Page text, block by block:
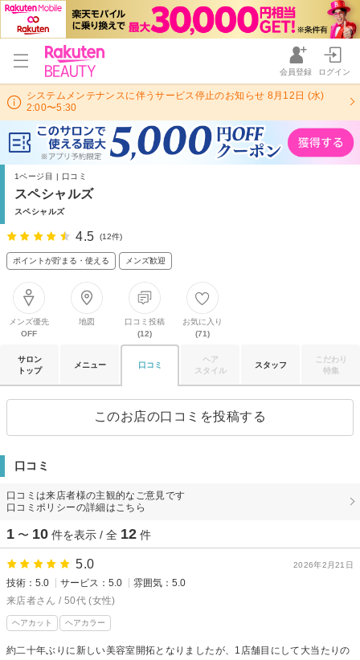
会員登録 ログイン
システムメンテナンスに伴うサービス停止のお知らせ 8月12日 (水)
2:00〜5:30
1ページ目 | 口コミ
スペシャルズ
スペシャルズ
4.5 (12件)
ポイントが貯まる・使える メンズ歓迎
メンズ優先
OFF
地図
口コミ投稿
(12)
お気に入り
(71)
サロン
トップ
メニュー 口コミ
ヘア
スタイル
スタッフ
こだわり
特集
このお店の口コミを投稿する
口コミ
口コミは来店者様の主観的なご意見です
口コミポリシーの詳細はこちら
1 〜 10 件を表示 / 全 12 件
2026年2月21日
5.0
技術：5.0 サービス：5.0
雰囲気：5.0
来店者さん / 50代 (女性)
ヘアカット ヘアカラー
約二十年ぶりに新しい美容室開拓となりましたが、1店舗目にして大当たりの